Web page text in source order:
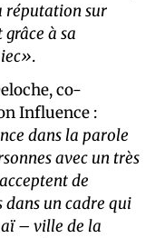
réputation sur
à sa
.
co-
Influence :
dans la parole
avec un très
de
dans un cadre qui
– ville de la